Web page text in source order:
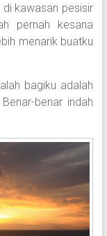
kawasan pesisir
pernah kesana
menarik buatku
bagiku adalah
benar indah